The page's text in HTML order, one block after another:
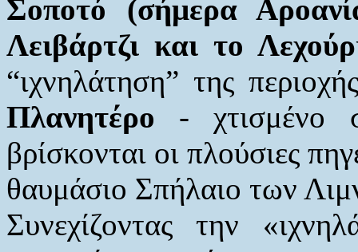
Σοποτό (σήμερα
Λειβάρτζι και το
“ιχνηλάτηση” της
Πλανητέρο -
βρίσκονται οι πλούσιες
θαυμάσιο Σπήλαιο των
Συνεχίζοντας την